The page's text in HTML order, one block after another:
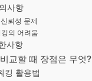
사항
뢰성 문제
의 어려움
사항
교할 때 장점은 무엇?
킹 활용법